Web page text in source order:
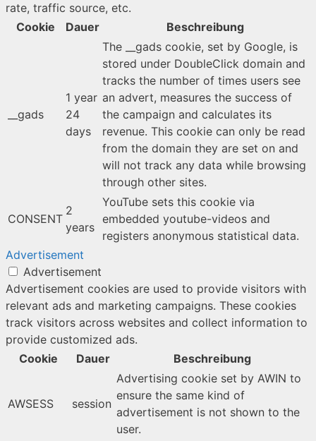
rate, traffic source, etc.
Cookie
Dauer Beschreibung
__gads
1 year
24
days
The __gads cookie, set by Google, is
stored under DoubleClick domain and
tracks the number of times users see
an advert, measures the success of
the campaign and calculates its
revenue. This cookie can only be read
from the domain they are set on and
will not track any data while browsing
through other sites.
CONSENT
2
years
YouTube sets this cookie via
embedded youtube-videos and
registers anonymous statistical data.
Advertisement
Advertisement
Advertisement cookies are used to provide visitors with
relevant ads and marketing campaigns. These cookies
track visitors across websites and collect information to
provide customized ads.
Cookie
Dauer Beschreibung
AWSESS session
Advertising cookie set by AWIN to
ensure the same kind of
advertisement is not shown to the
user.